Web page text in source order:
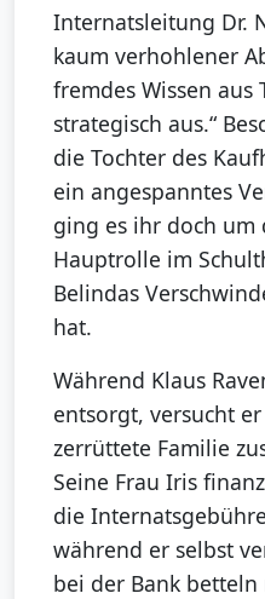
Internatsleitung Dr.
kaum verhohlener
fremdes Wissen aus
strategisch aus.“
die Tochter des
ein angespanntes
ging es ihr doch um
Hauptrolle im
Belindas
hat.
Während Klaus
entsorgt, versucht
zerrüttete Familie
Seine Frau Iris
die
während er selbst
bei der Bank betteln